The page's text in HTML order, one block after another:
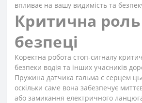
впливає на вашу видимість та
Критична
безпеці
Коректна робота стоп-сигналу
безпеки водія та інших учасників
Пружина датчика гальма є серцем
оскільки саме вона забезпечує
або замикання електричного